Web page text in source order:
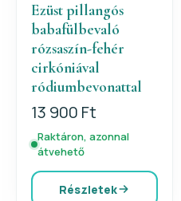
Ezüst pillangós
babafülbevaló
rózsaszín-fehér
cirkóniával
ródiumbevonattal
13 900 Ft
Raktáron, azonnal
átvehető
Részletek